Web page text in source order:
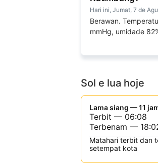
Hari ini, Jumat, 7 de
Berawan.
mmHg, umidade
Sol e lua hoje
Lama siang — 11
Terbit — 06:08
Terbenam —
Matahari terbit dan
setempat kota